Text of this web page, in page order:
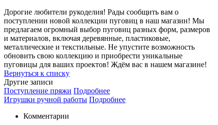
Дорогие любители рукоделия! Рады сообщить вам о
поступлении новой коллекции пуговиц в наш магазин! Мы
предлагаем огромный выбор пуговиц разных форм, размеров
и материалов, включая деревянные, пластиковые,
металлические и текстильные. Не упустите возможность
обновить свою коллекцию и приобрести уникальные
пуговицы для ваших проектов! Ждём вас в нашем магазине!
Вернуться к списку
Другие записи
Поступление пряжи Подробнее
Игрушки ручной работы Подробнее
Комментарии